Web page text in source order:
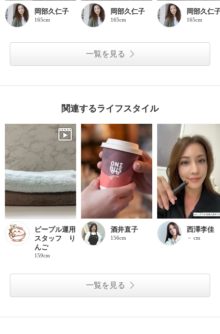
岡部久仁子
165cm
岡部久仁子
165cm
岡部久仁
165cm
一覧を見る
関連するライフスタイル
ピープル運用
スタッフ り
んご
159cm
酒井直子
156cm
西澤李佳
－ cm
一覧を見る